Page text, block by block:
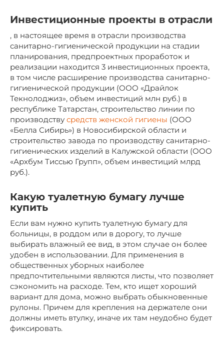
Инвестиционные проекты в отрасли
, в настоящее время в отрасли производства
санитарно-гигиенической продукции на стадии
планирования, предпроектных проработок и
реализации находится 3 инвестиционных проекта,
в том числе расширение производства санитарно-
гигиенической продукции (ООО «Драйлок
Текнолоджиз», объем инвестиций млн руб.) в
республике Татарстан, строительство линии по
производству средств женской гигиены (ООО
«Белла Сибирь») в Новосибирской области и
строительство завода по производству санитарно-
гигиенических изделий в Калужской области (ООО
«Архбум Тиссью Групп», объем инвестиций млрд
руб.).
Какую туалетную бумагу лучше
купить
Если вам нужно купить туалетную бумагу для
больницы, в роддом или в дорогу, то лучше
выбирать влажный ее вид, в этом случае он более
удобен в использовании. Для применения в
общественных уборных наиболее
предпочтительными являются листы, что позволяет
сэкономить на расходе. Тем, кто ищет хороший
вариант для дома, можно выбрать обыкновенные
рулоны. Причем для крепления на держателе они
должны иметь втулку, иначе их там неудобно будет
фиксировать.